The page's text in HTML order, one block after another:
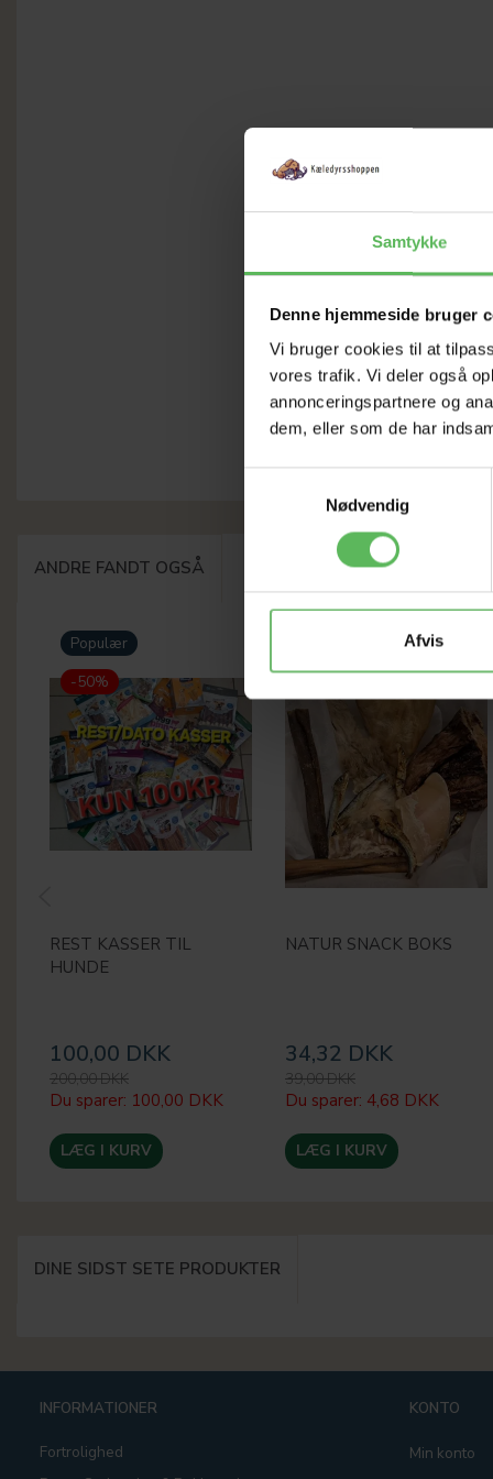
Samtykke
Denne hjemmeside bruger
Vi bruger cookies til at
vores trafik. Vi deler også
annonceringspartnere og
dem, eller som de har
Nødvendig
Afvis
ANDRE FANDT OGSÅ
Populær
-50%
REST KASSER TIL
HUNDE
100,00 DKK
200,00 DKK
Du sparer: 100,00 DKK
LÆG I KURV
NATUR SNACK BOKS
34,32 DKK
39,00 DKK
Du sparer: 4,68 DKK
LÆG I KURV
DINE SIDST SETE PRODUKTER
INFORMATIONER
Fortrolighed
KONTO
Min konto